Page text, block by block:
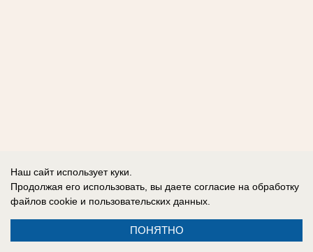
Наш сайт использует куки.
Продолжая его использовать, вы даете согласие на обработку
файлов cookie и пользовательских данных.
ПОНЯТНО